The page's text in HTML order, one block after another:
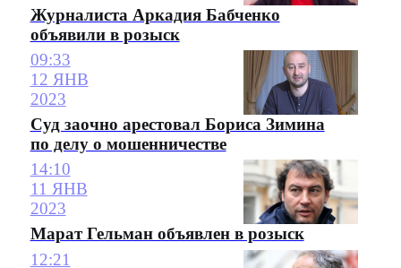
Журналиста Аркадия Бабченко
объявили в розыск
09:33
12 ЯНВ
2023
Суд заочно арестовал Бориса Зимина
по делу о мошенничестве
14:10
11 ЯНВ
2023
Марат Гельман объявлен в розыск
12:21